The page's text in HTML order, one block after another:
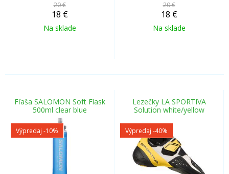
20 €
18 €
Na sklade
20 €
18 €
Na sklade
Fľaša SALOMON Soft Flask
500ml clear blue
Výpredaj -10%
Lezečky LA SPORTIVA
Solution white/yellow
Výpredaj -40%